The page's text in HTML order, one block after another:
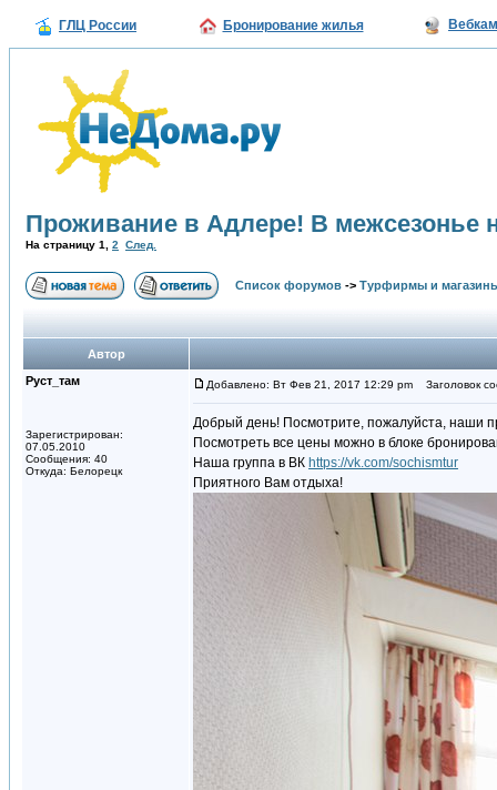
ГЛЦ России Бронирование жилья
Проживание в Адлере! В межсезонье
На страницу 1 2 След.
Список форумов -> Турфирмы и
Автор
Руст_там
Зарегистрирован:
07.05.2010
Сообщения: 40
Откуда: Белорецк
Добавлено: Вт Фев 21, 2017 12:29 pm Заголовок
Добрый день! Посмотрите, пожалуйста, наши
Посмотреть все цены можно в блоке
Наша группа в ВК https://vk.com/sochismtur
Приятного Вам отдыха!